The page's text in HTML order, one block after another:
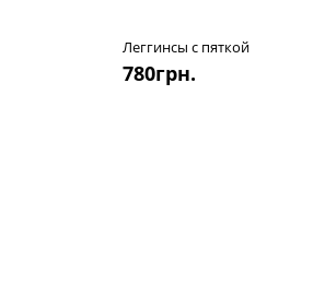
Леггинсы с пяткой
780грн.